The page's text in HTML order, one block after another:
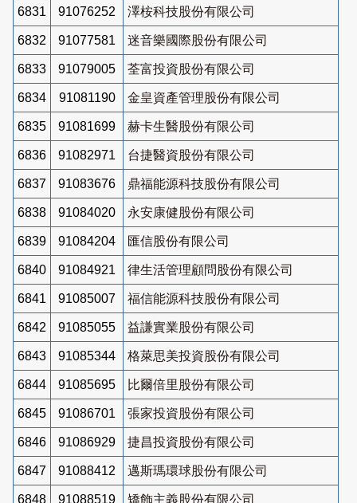
6831 91076252 澤桉科技股份有限公司
6832 91077581 迷音樂國際股份有限公司
6833 91079005 荃富投資股份有限公司
6834 91081190 金皇資產管理股份有限公司
6835 91081699 赫卡生醫股份有限公司
6836 91082971 台捷醫資股份有限公司
6837 91083676 鼎福能源科技股份有限公司
6838 91084020 永安康健股份有限公司
6839 91084204 匯信股份有限公司
6840 91084921 律生活管理顧問股份有限公司
6841 91085007 福信能源科技股份有限公司
6842 91085055 益謙實業股份有限公司
6843 91085344 格萊思美投資股份有限公司
6844 91085695 比爾倍里股份有限公司
6845 91086701 張家投資股份有限公司
6846 91086929 捷昌投資股份有限公司
6847 91088412 邁斯瑪環球股份有限公司
6848 91088519 矯飾主義股份有限公司